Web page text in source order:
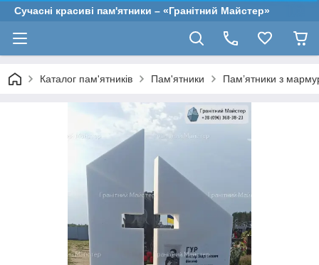
Сучасні красиві пам'ятники – «Гранітний Майстер»
Каталог пам'ятників Пам'ятники Пам’ятники з